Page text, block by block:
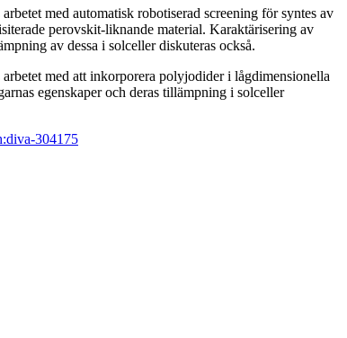
med automatisk robotiserad screening för syntes av
perovskit-liknande material. Karaktärisering av
av dessa i solceller diskuteras också.
med att inkorporera polyjodider i lågdimensionella
egenskaper och deras tillämpning i solceller
304175